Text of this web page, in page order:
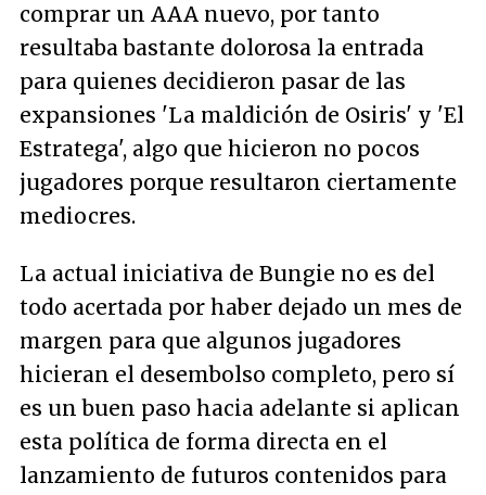
comprar un AAA nuevo, por tanto
resultaba bastante dolorosa la entrada
para quienes decidieron pasar de las
expansiones 'La maldición de Osiris' y 'El
Estratega', algo que hicieron no pocos
jugadores porque resultaron ciertamente
mediocres.
La actual iniciativa de Bungie no es del
todo acertada por haber dejado un mes de
margen para que algunos jugadores
hicieran el desembolso completo, pero sí
es un buen paso hacia adelante si aplican
esta política de forma directa en el
lanzamiento de futuros contenidos para